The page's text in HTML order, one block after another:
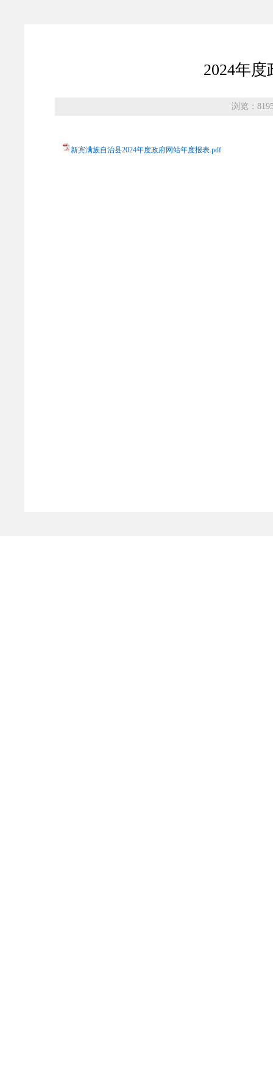
2024年
浏览：
新宾满族自治县2024年度政府网站年度报表.pdf